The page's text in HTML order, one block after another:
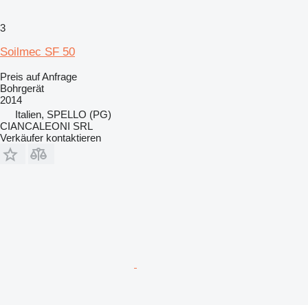
3
Soilmec SF 50
Preis auf Anfrage
Bohrgerät
2014
Italien, SPELLO (PG)
CIANCALEONI SRL
Verkäufer kontaktieren